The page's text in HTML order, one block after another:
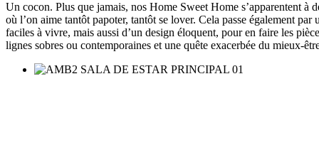
Un cocon. Plus que jamais, nos Home Sweet Home s’apparentent à
où l’on aime tantôt papoter, tantôt se lover. Cela passe également
faciles à vivre, mais aussi d’un design éloquent, pour en faire les
lignes sobres ou contemporaines et une quête exacerbée du mieux-